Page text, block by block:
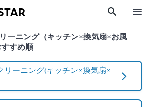
search menu
ーニング（キッチン×換気扇×お風
すめ順
リーニング(キッチン×換気扇×